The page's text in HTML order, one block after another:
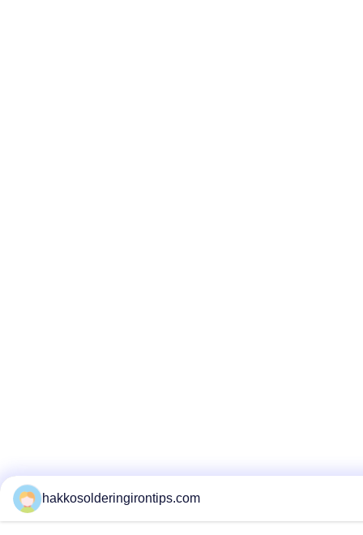
hakkosolderingirontips.com